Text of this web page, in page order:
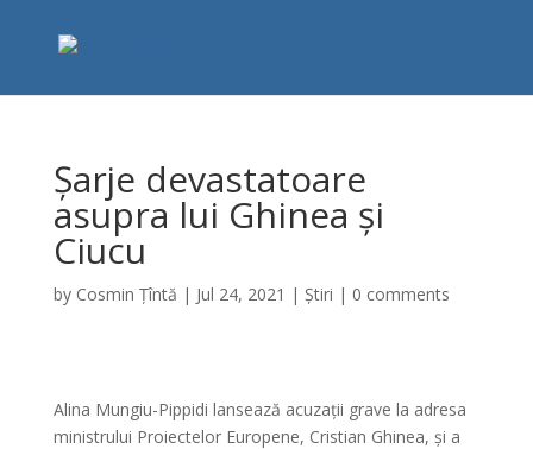
Șarje devastatoare
asupra lui Ghinea și
Ciucu
by Cosmin Țîntă | Jul 24, 2021 | Știri | 0 comments
Alina Mungiu-Pippidi lansează acuzații grave la adresa
ministrului Proiectelor Europene, Cristian Ghinea, și a